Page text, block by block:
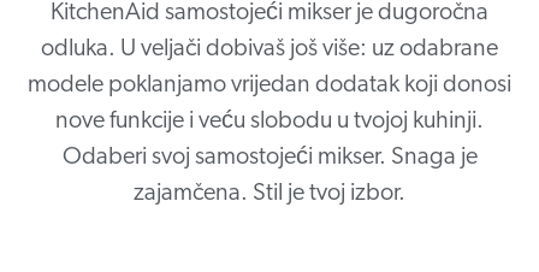
KitchenAid samostojeći mikser je dugoročna
odluka. U veljači dobivaš još više: uz odabrane
modele poklanjamo vrijedan dodatak koji donosi
nove funkcije i veću slobodu u tvojoj kuhinji.
Odaberi svoj samostojeći mikser. Snaga je
zajamčena. Stil je tvoj izbor.